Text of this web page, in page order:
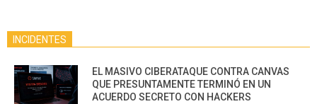
INCIDENTES
EL MASIVO CIBERATAQUE CONTRA CANVAS
QUE PRESUNTAMENTE TERMINÓ EN UN
ACUERDO SECRETO CON HACKERS